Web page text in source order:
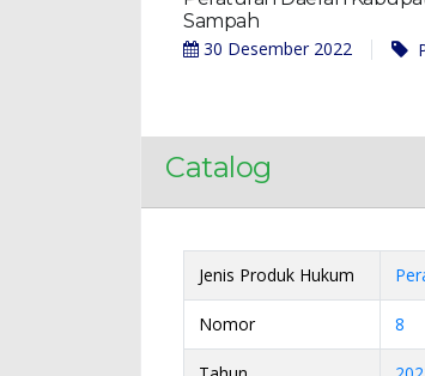
Sampah
30 Desember 2022
Catalog
Jenis Produk Hukum
Nomor 8